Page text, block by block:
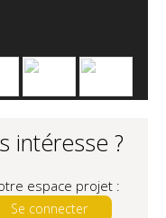
intéresse ?
espace projet :
Se connecter